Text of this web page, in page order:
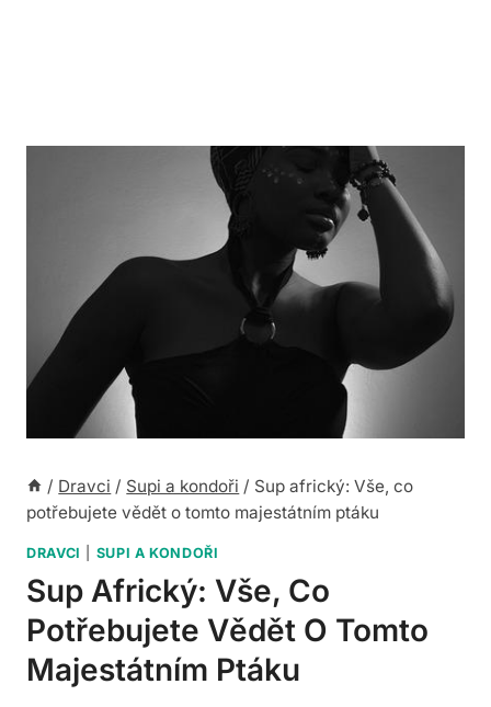
/ Dravci / Supi a kondoři / Sup africký: Vše, co
potřebujete vědět o tomto majestátním ptáku
DRAVCI SUPI A KONDOŘI
Sup Africký: Vše, Co
Potřebujete Vědět O Tomto
Majestátním Ptáku